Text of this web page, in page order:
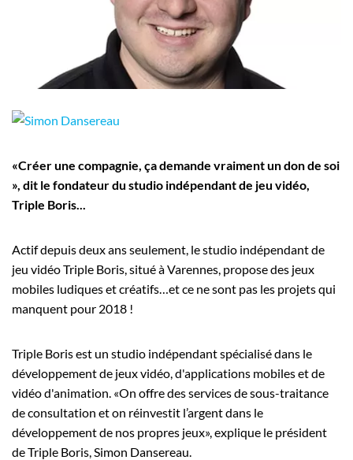
Employeurs
Publiez une offre d'emploi
«Créer une compagnie, ça demande vraiment un don de soi
», dit le fondateur du studio indépendant de jeu vidéo,
Triple Boris...
Actif depuis deux ans seulement, le studio indépendant de
jeu vidéo Triple Boris, situé à Varennes, propose des jeux
mobiles ludiques et créatifs…et ce ne sont pas les projets qui
manquent pour 2018 !
Triple Boris est un studio indépendant spécialisé dans le
développement de jeux vidéo, d'applications mobiles et de
vidéo d'animation. «On offre des services de sous-traitance
de consultation et on réinvestit l’argent dans le
développement de nos propres jeux», explique le président
de Triple Boris, Simon Dansereau.